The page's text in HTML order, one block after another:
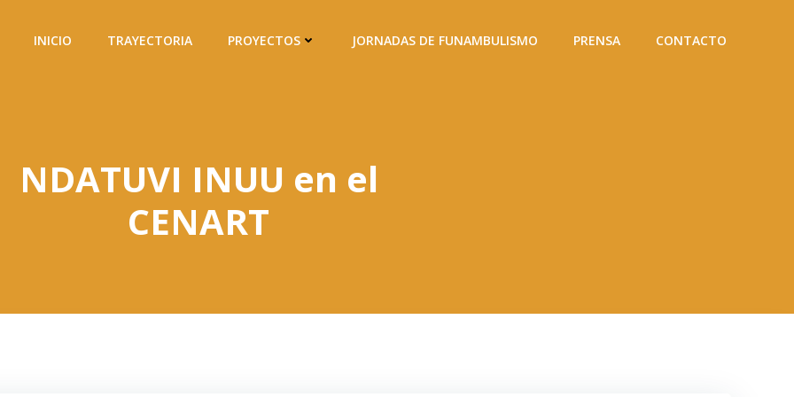
INICIO TRAYECTORIA PROYECTOS JORNADAS DE FUNAMBULISMO PRENSA CONTACTO
NDATUVI INUU en el
CENART